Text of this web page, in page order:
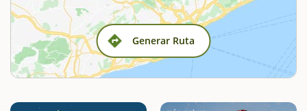
Generar Ruta